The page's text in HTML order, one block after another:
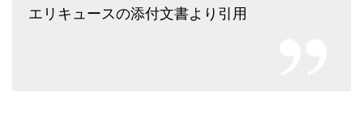
エリキュースの添付文書より引用